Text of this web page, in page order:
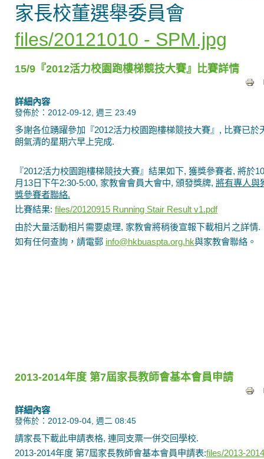
家長校董選舉委員會
files/20121010 - SPM.jpg
15/9『2012活力校園跑樓梯競技大賽』比賽詳情
詳細內容
發佈於：2012-09-12, 週三 23:49
多謝各位踴躍參加『2012活力校園跑樓梯競技大賽』, 比賽已於
朗氣清的星期六早上完成.
『2012活力校園跑樓梯競技大賽』結果如下, 獲獎參賽者, 將於10
月13日下午2:30-5:00, 家教會會員大會中, 頒發獎牌, 將有專人與
獎參賽者聯絡.
比賽結果: files/20120915 Running Stair Result v1.pdf
由於大量活動相片需要處理, 家教會將稍後宣報下載相片之詳情.
如有任何查詢，請電郵 info@hkbuaspta.org.hk與家教會聯絡。
2013-2014年度 第7屆家長教師會基本會員申請
詳細內容
發佈於：2012-09-04, 週二 08:45
請家長下載此申請表格, 連同支票一併交回學校.
2013-2014年度 第7屆家長教師會基本會員申請表:files/2013-2014